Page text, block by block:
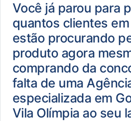
Você já parou para
quantos clientes
estão procurando
produto agora
comprando da
falta de uma
especializada em
Vila Olímpia ao seu